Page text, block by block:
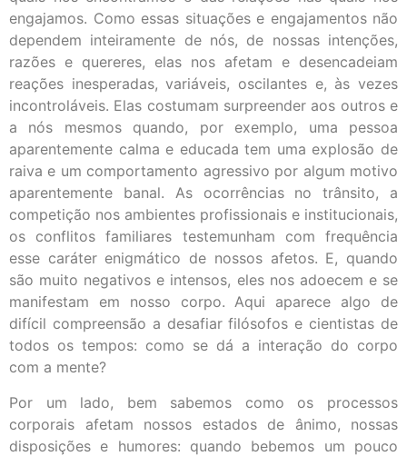
engajamos. Como essas situações e engajamentos não
dependem inteiramente de nós, de nossas intenções,
razões e quereres, elas nos afetam e desencadeiam
reações inesperadas, variáveis, oscilantes e, às vezes
incontroláveis. Elas costumam surpreender aos outros e
a nós mesmos quando, por exemplo, uma pessoa
aparentemente calma e educada tem uma explosão de
raiva e um comportamento agressivo por algum motivo
aparentemente banal. As ocorrências no trânsito, a
competição nos ambientes profissionais e institucionais,
os conflitos familiares testemunham com frequência
esse caráter enigmático de nossos afetos. E, quando
são muito negativos e intensos, eles nos adoecem e se
manifestam em nosso corpo. Aqui aparece algo de
difícil compreensão a desafiar filósofos e cientistas de
todos os tempos: como se dá a interação do corpo
com a mente?
Por um lado, bem sabemos como os processos
corporais afetam nossos estados de ânimo, nossas
disposições e humores: quando bebemos um pouco